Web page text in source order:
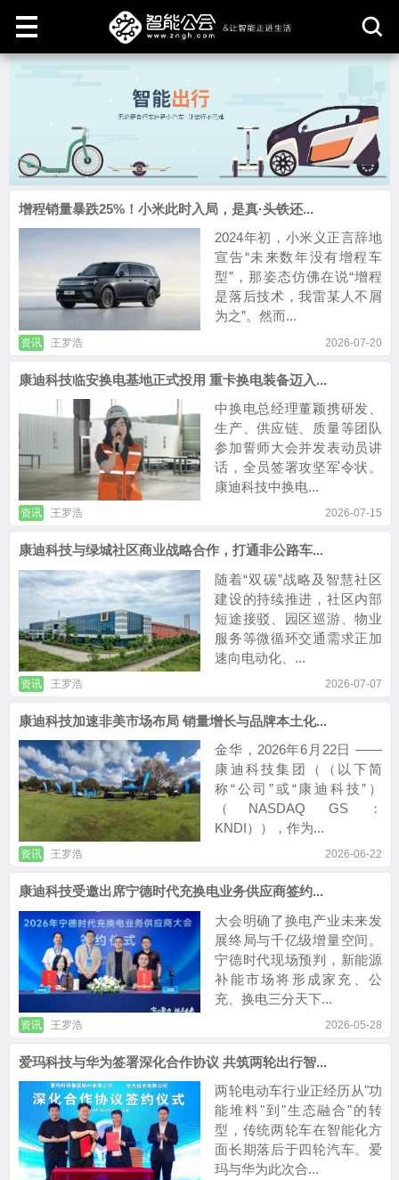
增程销量暴跌25%！小米此时入局，是真·头铁还...
2024年初，小米义正言辞地
宣告“未来数年没有增程车
型”，那姿态仿佛在说“增程
是落后技术，我雷某人不屑
为之”。然而...
资讯 王罗浩 2026-07-20
康迪科技临安换电基地正式投用 重卡换电装备迈入...
中换电总经理董颖携研发、
生产、供应链、质量等团队
参加誓师大会并发表动员讲
话，全员签署攻坚军令状。
康迪科技中换电...
资讯 王罗浩 2026-07-15
康迪科技与绿城社区商业战略合作，打通非公路车...
随着“双碳”战略及智慧社区
建设的持续推进，社区内部
短途接驳、园区巡游、物业
服务等微循环交通需求正加
速向电动化、...
资讯 王罗浩 2026-07-07
康迪科技加速非美市场布局 销量增长与品牌本土化...
金华，2026年6月22日 ——
康迪科技集团（（以下简
称“公司”或“康迪科技”）
（NASDAQ GS：
KNDI）），作为...
资讯 王罗浩 2026-06-22
康迪科技受邀出席宁德时代充换电业务供应商签约...
大会明确了换电产业未来发
展终局与千亿级增量空间。
宁德时代现场预判，新能源
补能市场将形成家充、公
充、换电三分天下...
资讯 王罗浩 2026-05-28
爱玛科技与华为签署深化合作协议 共筑两轮出行智...
两轮电动车行业正经历从"功
能堆料"到"生态融合"的转
型，传统两轮车在智能化方
面长期落后于四轮汽车。爱
玛与华为此次合...